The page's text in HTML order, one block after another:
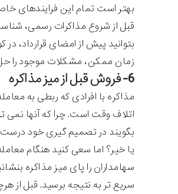
بهتر است تمام این فرایندهای
قبل از شروع مذاکرات رسمی،
بتوانید پیش از امضای قرارداد، در
زمان ممکن، مشکلات موجود را
6- فروش قبل از میز مذاکره
مذاکره با افرادی که ربطی به
اتلاف وقت است. چرا که آنها نمی
بگویند در تصمیم گیری خود
یا خیر؟ اما سعی کنید هنگام
سهامداران را پای میز مذاکره
سریع تر به نتیجه برسید. قبل از